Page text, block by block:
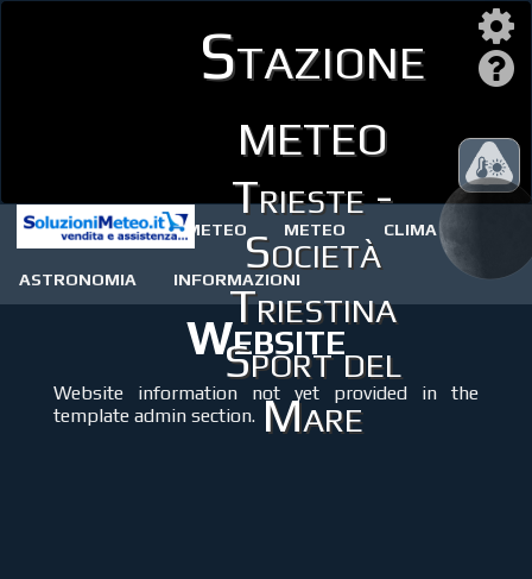
Stazione
meteo
Trieste -
Società
Triestina
Sport del
Mare
STAZIONE METEO METEO CLIMA
ASTRONOMIA INFORMAZIONI
Website
Website information not yet provided in the
template admin section.